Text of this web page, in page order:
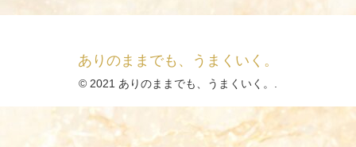
ありのままでも、うまくいく。
© 2021 ありのままでも、うまくいく。.